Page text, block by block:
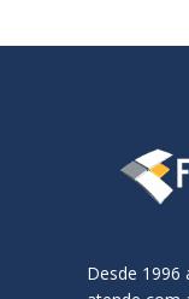
Desde 1996